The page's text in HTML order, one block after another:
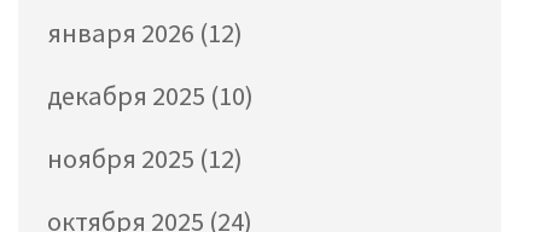
января 2026 (12)
декабря 2025 (10)
ноября 2025 (12)
октября 2025 (24)